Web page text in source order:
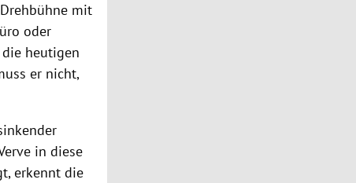
mit
oder
heutigen
er nicht,
in diese
erkennt die